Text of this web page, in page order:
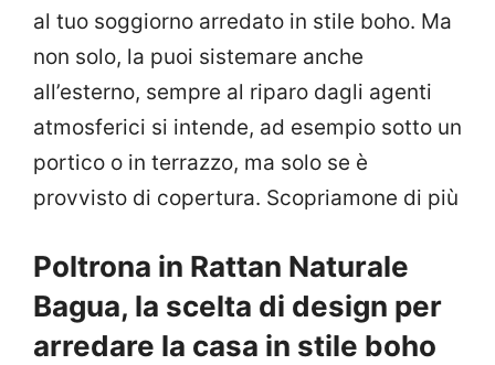
al tuo soggiorno arredato in stile boho. Ma
non solo, la puoi sistemare anche
all’esterno, sempre al riparo dagli agenti
atmosferici si intende, ad esempio sotto un
portico o in terrazzo, ma solo se è
provvisto di copertura. Scopriamone di più
Poltrona in Rattan Naturale
Bagua, la scelta di design per
arredare la casa in stile boho